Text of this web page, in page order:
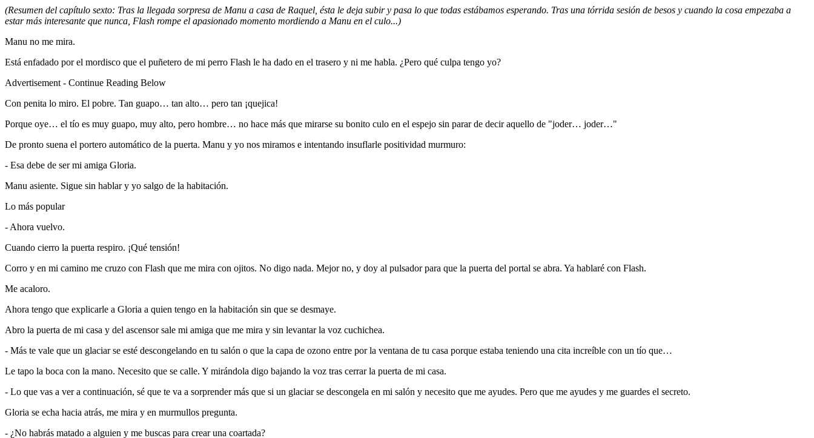
(Resumen del capítulo sexto: Tras la llegada sorpresa de Manu a casa de Raquel, ésta le deja subir y pasa lo que todas estábamos esperando. Tras una tórrida sesión de besos y cuando la cosa empezaba a
estar más interesante que nunca, Flash rompe el apasionado momento mordiendo a Manu en el culo...)
Manu no me mira.
Está enfadado por el mordisco que el puñetero de mi perro Flash le ha dado en el trasero y ni me habla. ¿Pero qué culpa tengo yo?
Advertisement - Continue Reading Below
Con penita lo miro. El pobre. Tan guapo… tan alto… pero tan ¡quejica!
Porque oye… el tío es muy guapo, muy alto, pero hombre… no hace más que mirarse su bonito culo en el espejo sin parar de decir aquello de "joder… joder…"
De pronto suena el portero automático de la puerta. Manu y yo nos miramos e intentando insuflarle positividad murmuro:
- Esa debe de ser mi amiga Gloria.
Manu asiente. Sigue sin hablar y yo salgo de la habitación.
Lo más popular
- Ahora vuelvo.
Cuando cierro la puerta respiro. ¡Qué tensión!
Corro y en mi camino me cruzo con Flash que me mira con ojitos. No digo nada. Mejor no, y doy al pulsador para que la puerta del portal se abra. Ya hablaré con Flash.
Me acaloro.
Ahora tengo que explicarle a Gloria a quien tengo en la habitación sin que se desmaye.
Abro la puerta de mi casa y del ascensor sale mi amiga que me mira y sin levantar la voz cuchichea.
- Más te vale que un glaciar se esté descongelando en tu salón o que la capa de ozono entre por la ventana de tu casa porque estaba teniendo una cita increíble con un tío que…
Le tapo la boca con la mano. Necesito que se calle. Y mirándola digo bajando la voz tras cerrar la puerta de mi casa.
- Lo que vas a ver a continuación, sé que te va a sorprender más que si un glaciar se descongela en mi salón y necesito que me ayudes. Pero que me ayudes y me guardes el secreto.
Gloria se echa hacia atrás, me mira y en murmullos pregunta.
- ¿No habrás matado a alguien y me buscas para crear una coartada?